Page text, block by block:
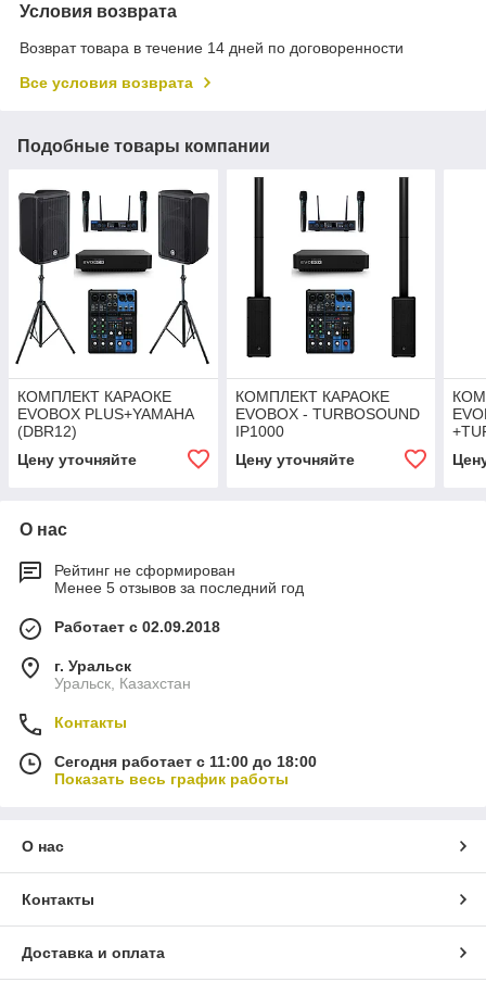
Условия возврата
Возврат товара в течение 14 дней по договоренности
Все условия возврата
Подобные товары компании
КОМПЛЕКТ КАРАОКЕ
EVOBOX PLUS+YAMAHA
(DBR12)
Цену уточняйте
КОМПЛЕКТ КАРАОКЕ
EVOBOX - TURBOSOUND
IP1000
Цену уточняйте
О нас
Рейтинг не сформирован
Менее 5 отзывов за последний год
Работает с 02.09.2018
г. Уральск
Уральск, Казахстан
Контакты
Сегодня работает с 11:00 до 18:00
Показать весь график работы
О нас
Контакты
Доставка и оплата